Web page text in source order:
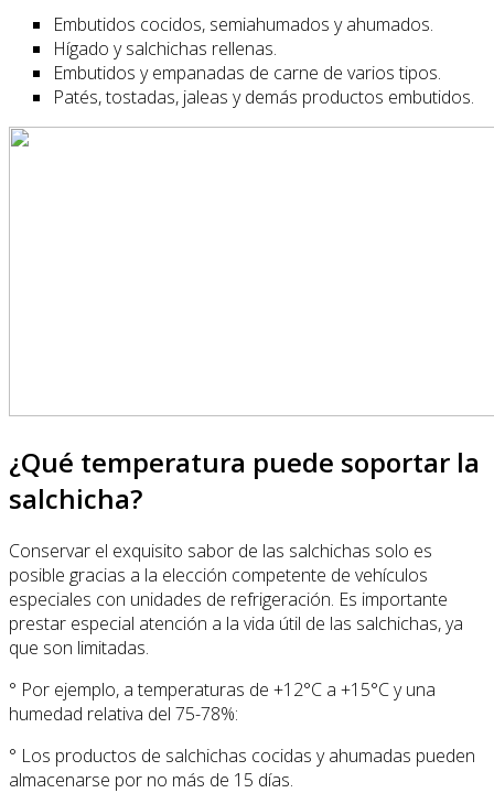
Embutidos cocidos, semiahumados y ahumados.
Hígado y salchichas rellenas.
Embutidos y empanadas de carne de varios tipos.
Patés, tostadas, jaleas y demás productos embutidos.
¿Qué temperatura puede soportar la
salchicha?
Conservar el exquisito sabor de las salchichas solo es
posible gracias a la elección competente de vehículos
especiales con unidades de refrigeración. Es importante
prestar especial atención a la vida útil de las salchichas, ya
que son limitadas.
° Por ejemplo, a temperaturas de +12°C a +15°C y una
humedad relativa del 75-78%:
° Los productos de salchichas cocidas y ahumadas pueden
almacenarse por no más de 15 días.